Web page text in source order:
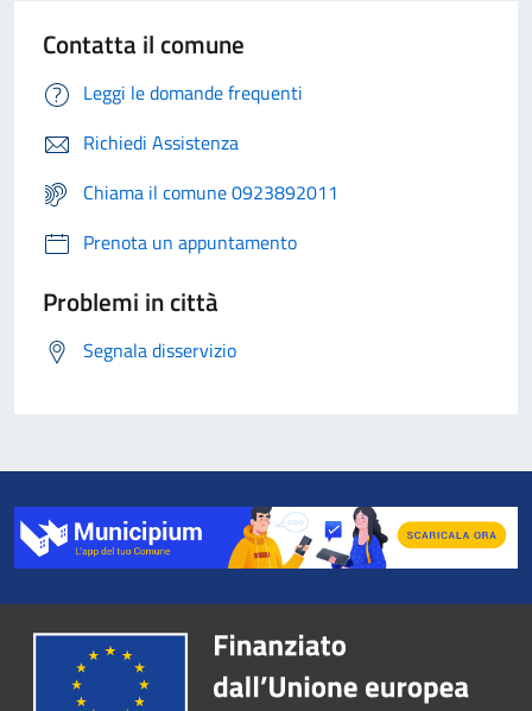
Contatta il comune
Leggi le domande frequenti
Richiedi Assistenza
Chiama il comune 0923892011
Prenota un appuntamento
Problemi in città
Segnala disservizio